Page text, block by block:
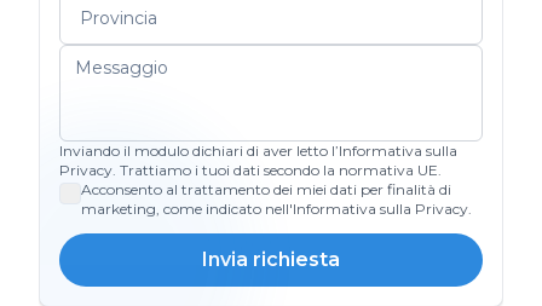
Inviando il modulo dichiari di aver letto l’Informativa sulla
Privacy. Trattiamo i tuoi dati secondo la normativa UE.
Acconsento al trattamento dei miei dati per finalità di
marketing, come indicato nell'Informativa sulla Privacy.
Invia richiesta